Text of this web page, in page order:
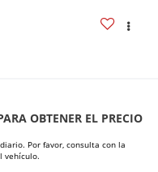
OBTENER EL PRECIO
Por favor, consulta con la
vehículo.